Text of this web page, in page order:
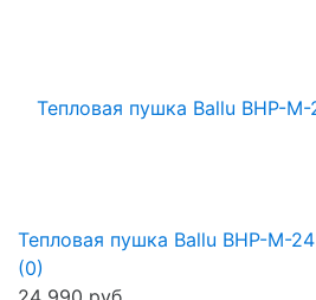
Тепловая пушка Ballu BHP-M-24
(0)